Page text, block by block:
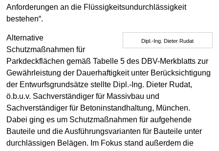
Anforderungen an die Flüssigkeitsundurchlässigkeit
bestehen“.
Dipl.-Ing. Dieter Rudat
Alternative
Schutzmaßnahmen für
Parkdeckflächen gemäß Tabelle 5 des DBV-Merkblatts zur
Gewährleistung der Dauerhaftigkeit unter Berücksichtigung
der Entwurfsgrundsätze stellte Dipl.-Ing. Dieter Rudat,
ö.b.u.v. Sachverständiger für Massivbau und
Sachverständiger für Betoninstandhaltung, München.
Dabei ging es um Schutzmaßnahmen für aufgehende
Bauteile und die Ausführungsvarianten für Bauteile unter
durchlässigen Belägen. Im Fokus stand außerdem die